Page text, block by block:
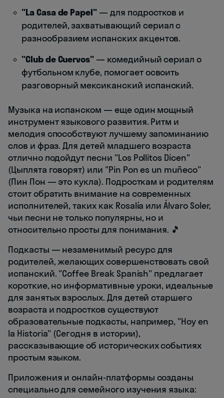
"La Casa de Papel" — для подростков и
родителей, захватывающий сериал с
разнообразием испанских акцентов.
"Club de Cuervos" — комедийный сериал о
футбольном клубе, помогает освоить
разговорный мексиканский испанский.
Музыка на испанском — еще один мощный
инструмент языкового развития. Ритм и
мелодия способствуют лучшему запоминанию
слов и фраз. Для детей младшего возраста
отлично подойдут песни "Los Pollitos Dicen"
(Цыплята говорят) или "Pin Pon es un muñeco"
(Пин Пон — это кукла). Подросткам и родителям
стоит обратить внимание на современных
исполнителей, таких как Rosalía или Álvaro Soler,
чьи песни не только популярны, но и
относительно просты для понимания. 🎵
Подкасты — незаменимый ресурс для
родителей, желающих совершенствовать свой
испанский. "Coffee Break Spanish" предлагает
короткие, но информативные уроки, идеальные
для занятых взрослых. Для детей старшего
возраста и подростков существуют
образовательные подкасты, например, "Hoy en
la Historia" (Сегодня в истории),
рассказывающие об исторических событиях
простым языком.
Приложения и онлайн-платформы созданы
специально для семейного изучения языка: